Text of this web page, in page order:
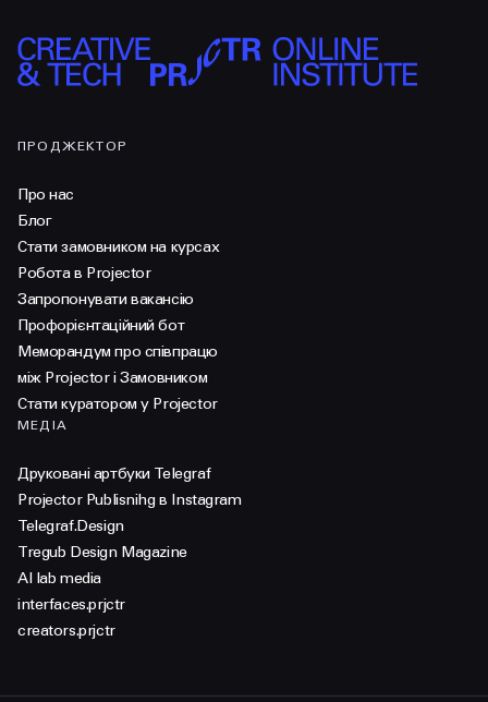
ПРОДЖЕКТОР
Про нас
Блог
Стати замовником на курсах
Робота в Projector
Запропонувати вакансію
Профорієнтаційний бот
Меморандум про співпрацю
між Projector і Замовником
Стати куратором у Projector
МЕДІА
Друковані артбуки Telegraf
Projector Publisnihg в Instagram
Telegraf.Design
Tregub Design Magazine
AI lab media
interfaces.prjctr
creators.prjctr